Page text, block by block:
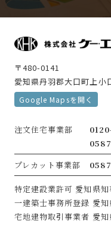
〒480-0141
愛知県丹羽郡大口町上小
Google Mapsを開く
注文住宅事業部
プレカット事業部
特定建設業許可 愛知県
一建築士事務所登録 愛
宅地建物取引事業者 愛